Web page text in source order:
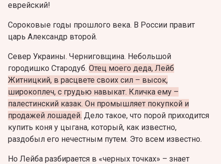
еврейский!
Сороковые годы прошлого века. В России правит
царь Александр второй.
Север Украины. Черниговщина. Небольшой
городишко Стародуб. Отец моего деда, Лейб
Житницкий, в расцвете своих сил – высок,
широкоплеч, с грудью навыкат. Кличка ему –
палестинский казак. Он промышляет покупкой и
продажей лошадей. Дело такое, что порой приходится
купить коня у цыгана, который, как известно,
раздобыл его нечестным путем. Это всем известно.
Но Лейба разбирается в «черных точках» – знает